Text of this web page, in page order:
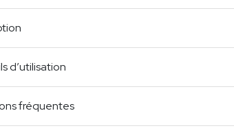
d’utilisation
fréquentes